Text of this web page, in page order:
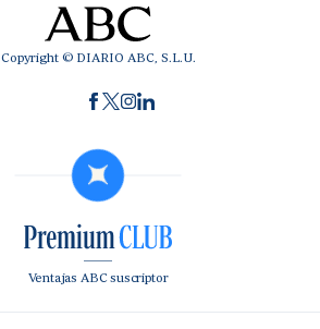
Copyright © DIARIO ABC, S.L.U.
Ventajas ABC suscriptor